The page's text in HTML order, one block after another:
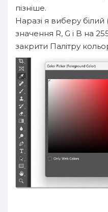
пізніше.
Наразі я виберу
значення R, G і B на
закрити Палітру